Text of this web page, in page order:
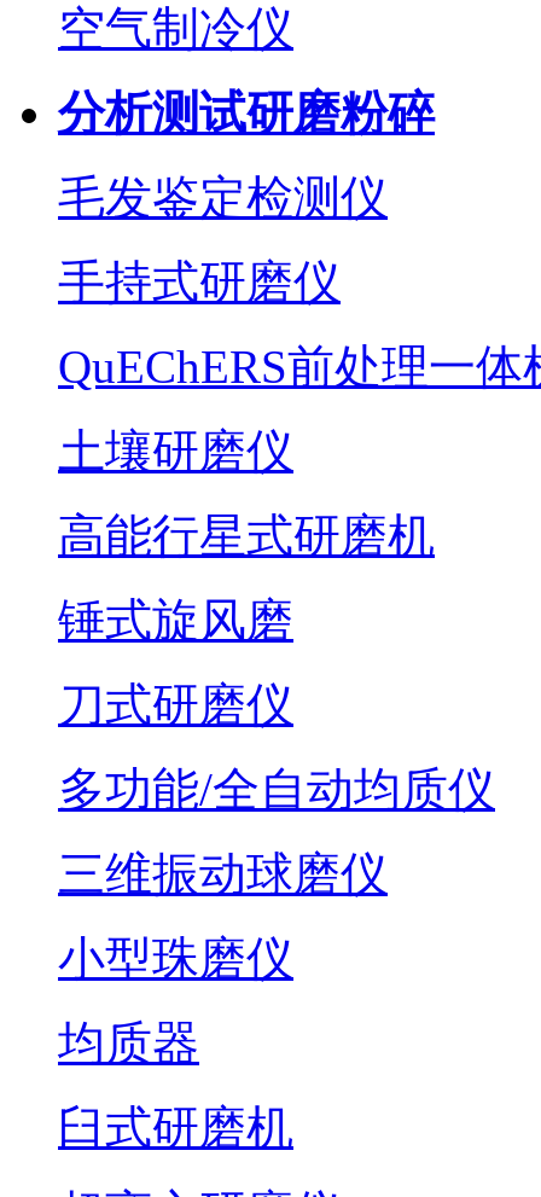
空气制冷仪
分析测试研磨粉碎
毛发鉴定检测仪
手持式研磨仪
QuEChERS前处理一体
土壤研磨仪
高能行星式研磨机
锤式旋风磨
刀式研磨仪
多功能/全自动均质仪
三维振动球磨仪
小型珠磨仪
均质器
臼式研磨机